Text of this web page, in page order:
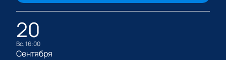
20
вс, 16:00
Сентября